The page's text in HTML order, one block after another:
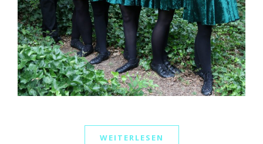
WEITERLESEN